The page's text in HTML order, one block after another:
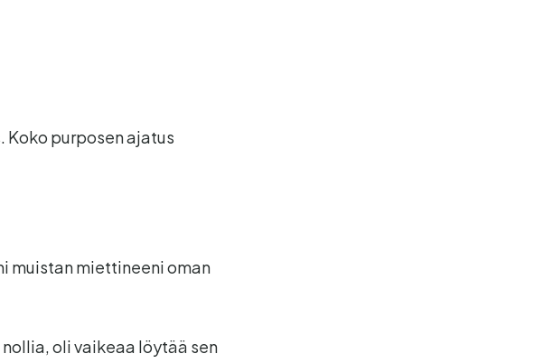
purposen ajatus
muistan miettineeni oman
oli vaikeaa löytää sen